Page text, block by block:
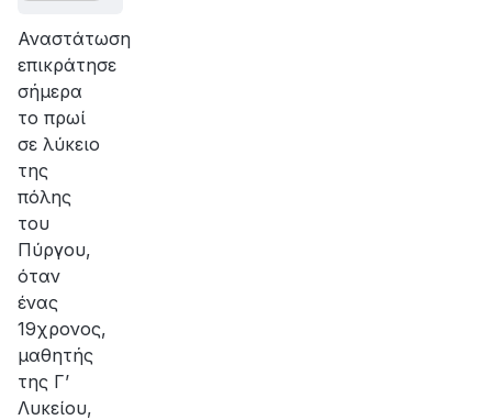
Αναστάτωση
επικράτησε
σήμερα
το πρωί
σε λύκειο
της
πόλης
του
Πύργου,
όταν
ένας
19χρονος,
μαθητής
της Γ’
Λυκείου,